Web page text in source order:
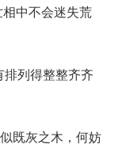
中不会迷失荒
列得整整齐齐
既灰之木，何妨